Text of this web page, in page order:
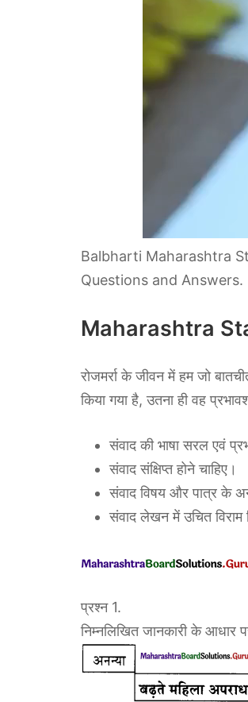
Balbharti Maharashtra
Questions and Answers.
Maharashtra
रोजमर्रा के जीवन में हम जो
किया गया है, उतना ही वह
संवाद की भाषा सरल एवं
संवाद संक्षिप्त होने चाहिए।
संवाद विषय और पात्र के
संवाद लेखन में उचित विराम
प्रश्न 1.
निम्नलिखित जानकारी के आधार